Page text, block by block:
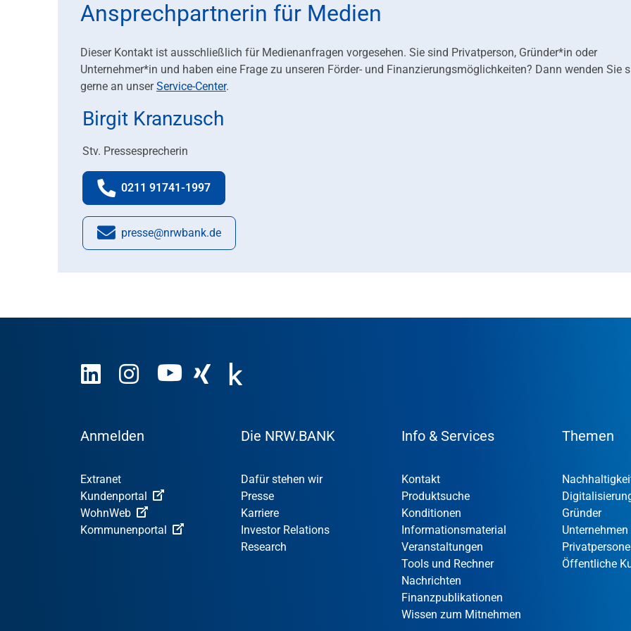
Ansprechpartnerin für Medien
Dieser Kontakt ist ausschließlich für Medienanfragen vorgesehen. Sie sind Privatperson, Gründer*in oder
Unternehmer*in und haben eine Frage zu unseren Förder- und Finanzierungsmöglichkeiten? Dann wenden Sie
gerne an unserService-Center.
Birgit Kranzusch
Stv. Pressesprecherin
Telefonnummer:
0211 91741-1997
E-Mail:
presse@nrwbank.de
Anmelden
Extranet
Kundenportal
WohnWeb
Kommunenportal
Die NRW.BANK
Dafür stehen wir
Presse
Karriere
Investor Relations
Research
Info & Services
Kontakt
Produktsuche
Konditionen
Informationsmaterial
Veranstaltungen
Tools und Rechner
Nachrichten
Finanzpublikationen
Wissen zum Mitnehmen
Themen
Gründer
Unternehmen
Öffentliche